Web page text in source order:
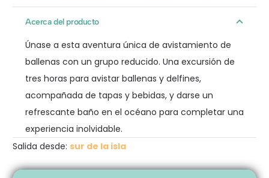
Acerca del producto
Únase a esta aventura única de avistamiento de
ballenas con un grupo reducido. Una excursión de
tres horas para avistar ballenas y delfines,
acompañada de tapas y bebidas, y darse un
refrescante baño en el océano para completar una
experiencia inolvidable.
Salida desde: sur de la isla